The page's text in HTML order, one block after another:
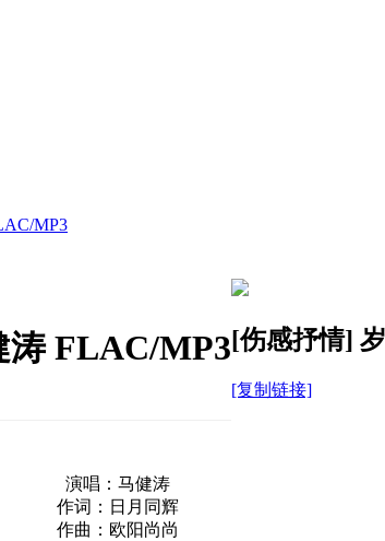
MP3
涛 FLAC/MP3[伤感抒情]
[复制链接]
演唱：马健涛
作词：日月同辉
作曲：欧阳尚尚